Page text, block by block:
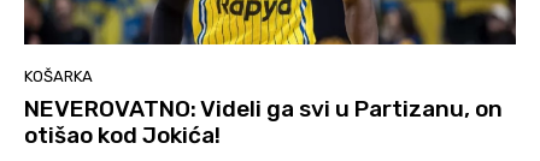
KOŠARKA
NEVEROVATNO: Videli ga svi u Partizanu, on
otišao kod Jokića!